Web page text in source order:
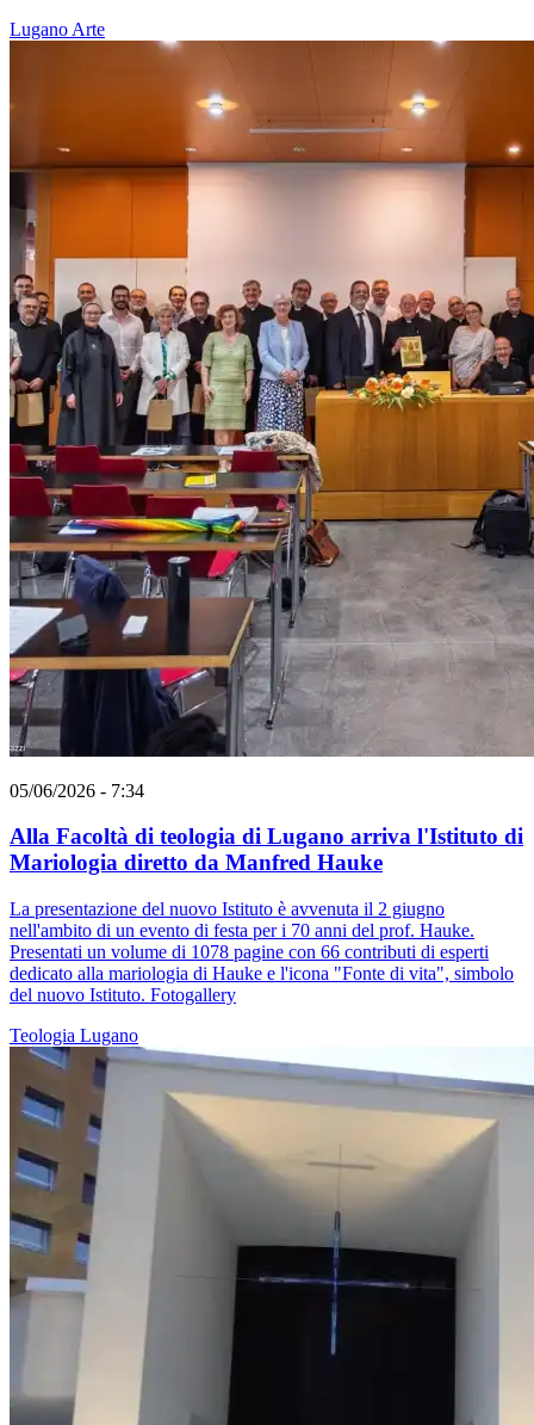
Lugano Arte
05/06/2026 - 7:34
Alla Facoltà di teologia di Lugano arriva l'Istituto di
Mariologia diretto da Manfred Hauke
La presentazione del nuovo Istituto è avvenuta il 2 giugno
nell'ambito di un evento di festa per i 70 anni del prof. Hauke.
Presentati un volume di 1078 pagine con 66 contributi di esperti
dedicato alla mariologia di Hauke e l'icona "Fonte di vita", simbolo
del nuovo Istituto. Fotogallery
Teologia Lugano